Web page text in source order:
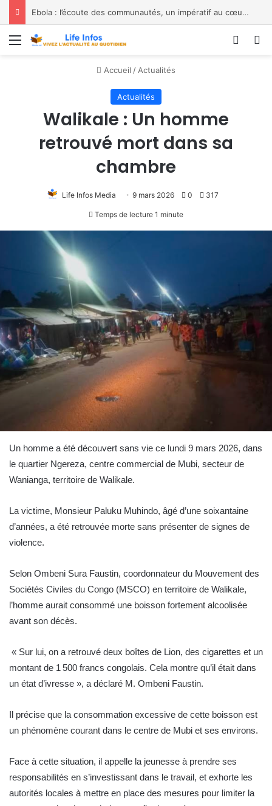
Ebola : l’écoute des communautés, un impératif au cœur de la riposte – les constats de Jean Kaseya rejoignent les alertes de De Joseph Kakisingi
Menu
Accueil / Actualités
Actualités
Walikale : Un homme
retrouvé mort dans sa
chambre
Life Infos Media 9 mars 2026 0 317
Temps de lecture 1 minute
Un homme a été découvert sans vie ce lundi 9 mars 2026, dans
le quartier Ngereza, centre commercial de Mubi, secteur de
Wanianga, territoire de Walikale.
La victime, Monsieur Paluku Muhindo, âgé d’une soixantaine
d’années, a été retrouvée morte sans présenter de signes de
violence.
Selon Ombeni Sura Faustin, coordonnateur du Mouvement des
Sociétés Civiles du Congo (MSCO) en territoire de Walikale,
l’homme aurait consommé une boisson fortement alcoolisée
avant son décès.
« Sur lui, on a retrouvé deux boîtes de Lion, des cigarettes et un
montant de 1 500 francs congolais. Cela montre qu’il était dans
un état d’ivresse », a déclaré M. Ombeni Faustin.
Il précise que la consommation excessive de cette boisson est
un phénomène courant dans le centre de Mubi et ses environs.
Face à cette situation, il appelle la jeunesse à prendre ses
responsabilités en s’investissant dans le travail, et exhorte les
autorités locales à mettre en place des mesures pour limiter la